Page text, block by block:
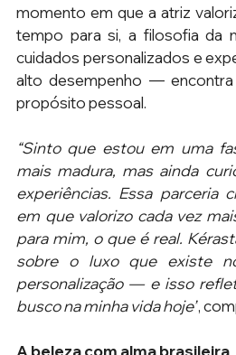
momento em que a atriz
tempo para si, a filosofia da
cuidados personalizados e
alto desempenho —
propósito pessoal.
“Sinto que estou em uma
mais madura, mas ainda
experiências. Essa parceria
em que valorizo cada vez
para mim, o que é real.
sobre o luxo que existe
personalização — e isso
busco na minha vida hoje”,
A beleza com alma brasileira